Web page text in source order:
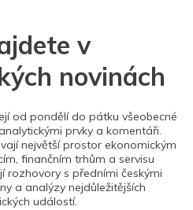
v
novinách
od pondělí do pátku všeobecné
prvky a komentáři.
největší prostor ekonomickým
finančním trhům a servisu
rozhovory s předními českými
a analýzy nejdůležitějších
událostí.